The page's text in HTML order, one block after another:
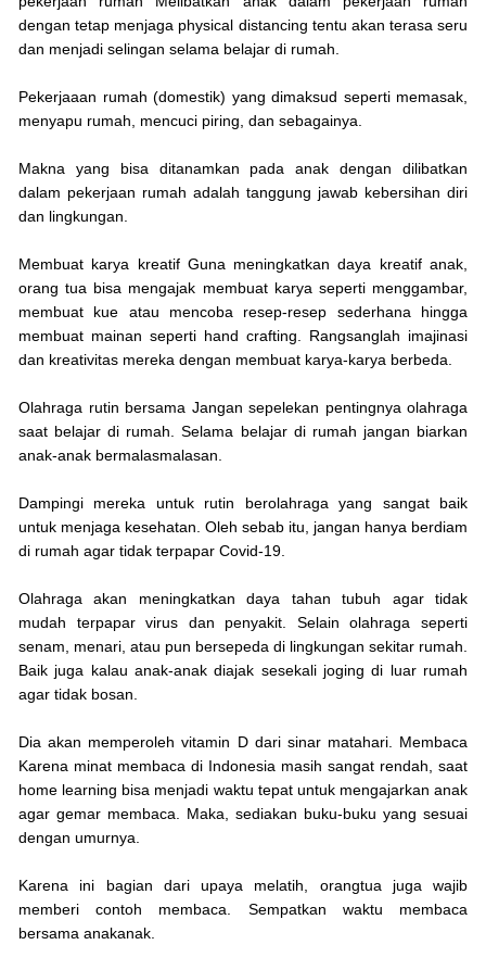
dengan tetap menjaga physical distancing tentu akan terasa seru
dan menjadi selingan selama belajar di rumah.
Pekerjaaan rumah (domestik) yang dimaksud seperti memasak,
menyapu rumah, mencuci piring, dan sebagainya.
Makna yang bisa ditanamkan pada anak dengan dilibatkan
dalam pekerjaan rumah adalah tanggung jawab kebersihan diri
dan lingkungan.
Membuat karya kreatif Guna meningkatkan daya kreatif anak,
orang tua bisa mengajak membuat karya seperti menggambar,
membuat kue atau mencoba resep-resep sederhana hingga
membuat mainan seperti hand crafting. Rangsanglah imajinasi
dan kreativitas mereka dengan membuat karya-karya berbeda.
Olahraga rutin bersama Jangan sepelekan pentingnya olahraga
saat belajar di rumah. Selama belajar di rumah jangan biarkan
anak-anak bermalasmalasan.
Dampingi mereka untuk rutin berolahraga yang sangat baik
untuk menjaga kesehatan. Oleh sebab itu, jangan hanya berdiam
di rumah agar tidak terpapar Covid-19.
Olahraga akan meningkatkan daya tahan tubuh agar tidak
mudah terpapar virus dan penyakit. Selain olahraga seperti
senam, menari, atau pun bersepeda di lingkungan sekitar rumah.
Baik juga kalau anak-anak diajak sesekali joging di luar rumah
agar tidak bosan.
Dia akan memperoleh vitamin D dari sinar matahari. Membaca
Karena minat membaca di Indonesia masih sangat rendah, saat
home learning bisa menjadi waktu tepat untuk mengajarkan anak
agar gemar membaca. Maka, sediakan buku-buku yang sesuai
dengan umurnya.
Karena ini bagian dari upaya melatih, orangtua juga wajib
memberi contoh membaca. Sempatkan waktu membaca
bersama anakanak.